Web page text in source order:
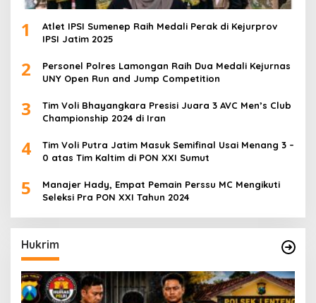
1
Atlet IPSI Sumenep Raih Medali Perak di Kejurprov
IPSI Jatim 2025
2
Personel Polres Lamongan Raih Dua Medali Kejurnas
UNY Open Run and Jump Competition
3
Tim Voli Bhayangkara Presisi Juara 3 AVC Men’s Club
Championship 2024 di Iran
4
Tim Voli Putra Jatim Masuk Semifinal Usai Menang 3 –
0 atas Tim Kaltim di PON XXI Sumut
5
Manajer Hady, Empat Pemain Perssu MC Mengikuti
Seleksi Pra PON XXI Tahun 2024
Hukrim